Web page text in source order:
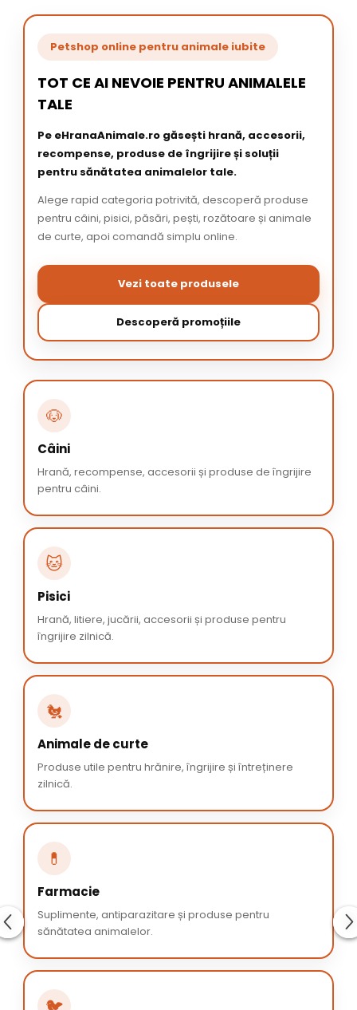
Petshop online pentru animale iubite
TOT CE AI NEVOIE PENTRU ANIMALELE
TALE
Pe eHranaAnimale.ro găsești hrană, accesorii,
recompense, produse de îngrijire și soluții
pentru sănătatea animalelor tale.
Alege rapid categoria potrivită, descoperă produse
pentru câini, pisici, păsări, pești, rozătoare și animale
de curte, apoi comandă simplu online.
Vezi toate produsele
Descoperă promoțiile
🐶
Câini
Hrană, recompense, accesorii și produse de îngrijire
pentru câini.
🐱
Pisici
Hrană, litiere, jucării, accesorii și produse pentru
îngrijire zilnică.
🐔
Animale de curte
Produse utile pentru hrănire, îngrijire și întreținere
zilnică.
💊
Farmacie
Suplimente, antiparazitare și produse pentru
sănătatea animalelor.